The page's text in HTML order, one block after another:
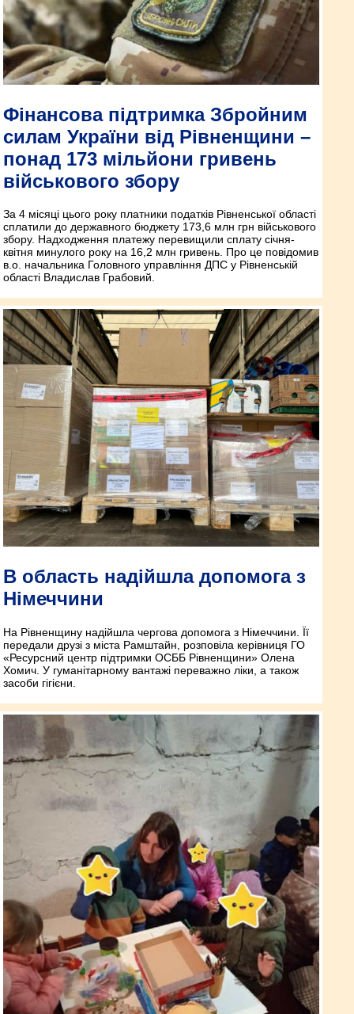
Фінансова підтримка Збройним
силам України від Рівненщини –
понад 173 мільйони гривень
військового збору
За 4 місяці цього року платники податків Рівненської області
сплатили до державного бюджету 173,6 млн грн військового
збору. Надходження платежу перевищили сплату січня-
квітня минулого року на 16,2 млн гривень. Про це повідомив
в.о. начальника Головного управління ДПС у Рівненській
області Владислав Грабовий.
В область надійшла допомога з
Німеччини
На Рівненщину надійшла чергова допомога з Німеччини. Її
передали друзі з міста Рамштайн, розповіла керівниця ГО
«Ресурсний центр підтримки ОСББ Рівненщини» Олена
Хомич. У гуманітарному вантажі переважно ліки, а також
засоби гігієни.